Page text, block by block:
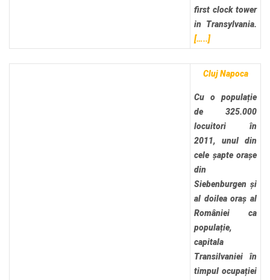
first clock tower
in Transylvania.
[…..]
Cluj Napoca
Cu o populație
de 325.000
locuitori în
2011, unul din
cele șapte orașe
din
Siebenburgen și
al doilea oraș al
României ca
populație,
capitala
Transilvaniei în
timpul ocupației